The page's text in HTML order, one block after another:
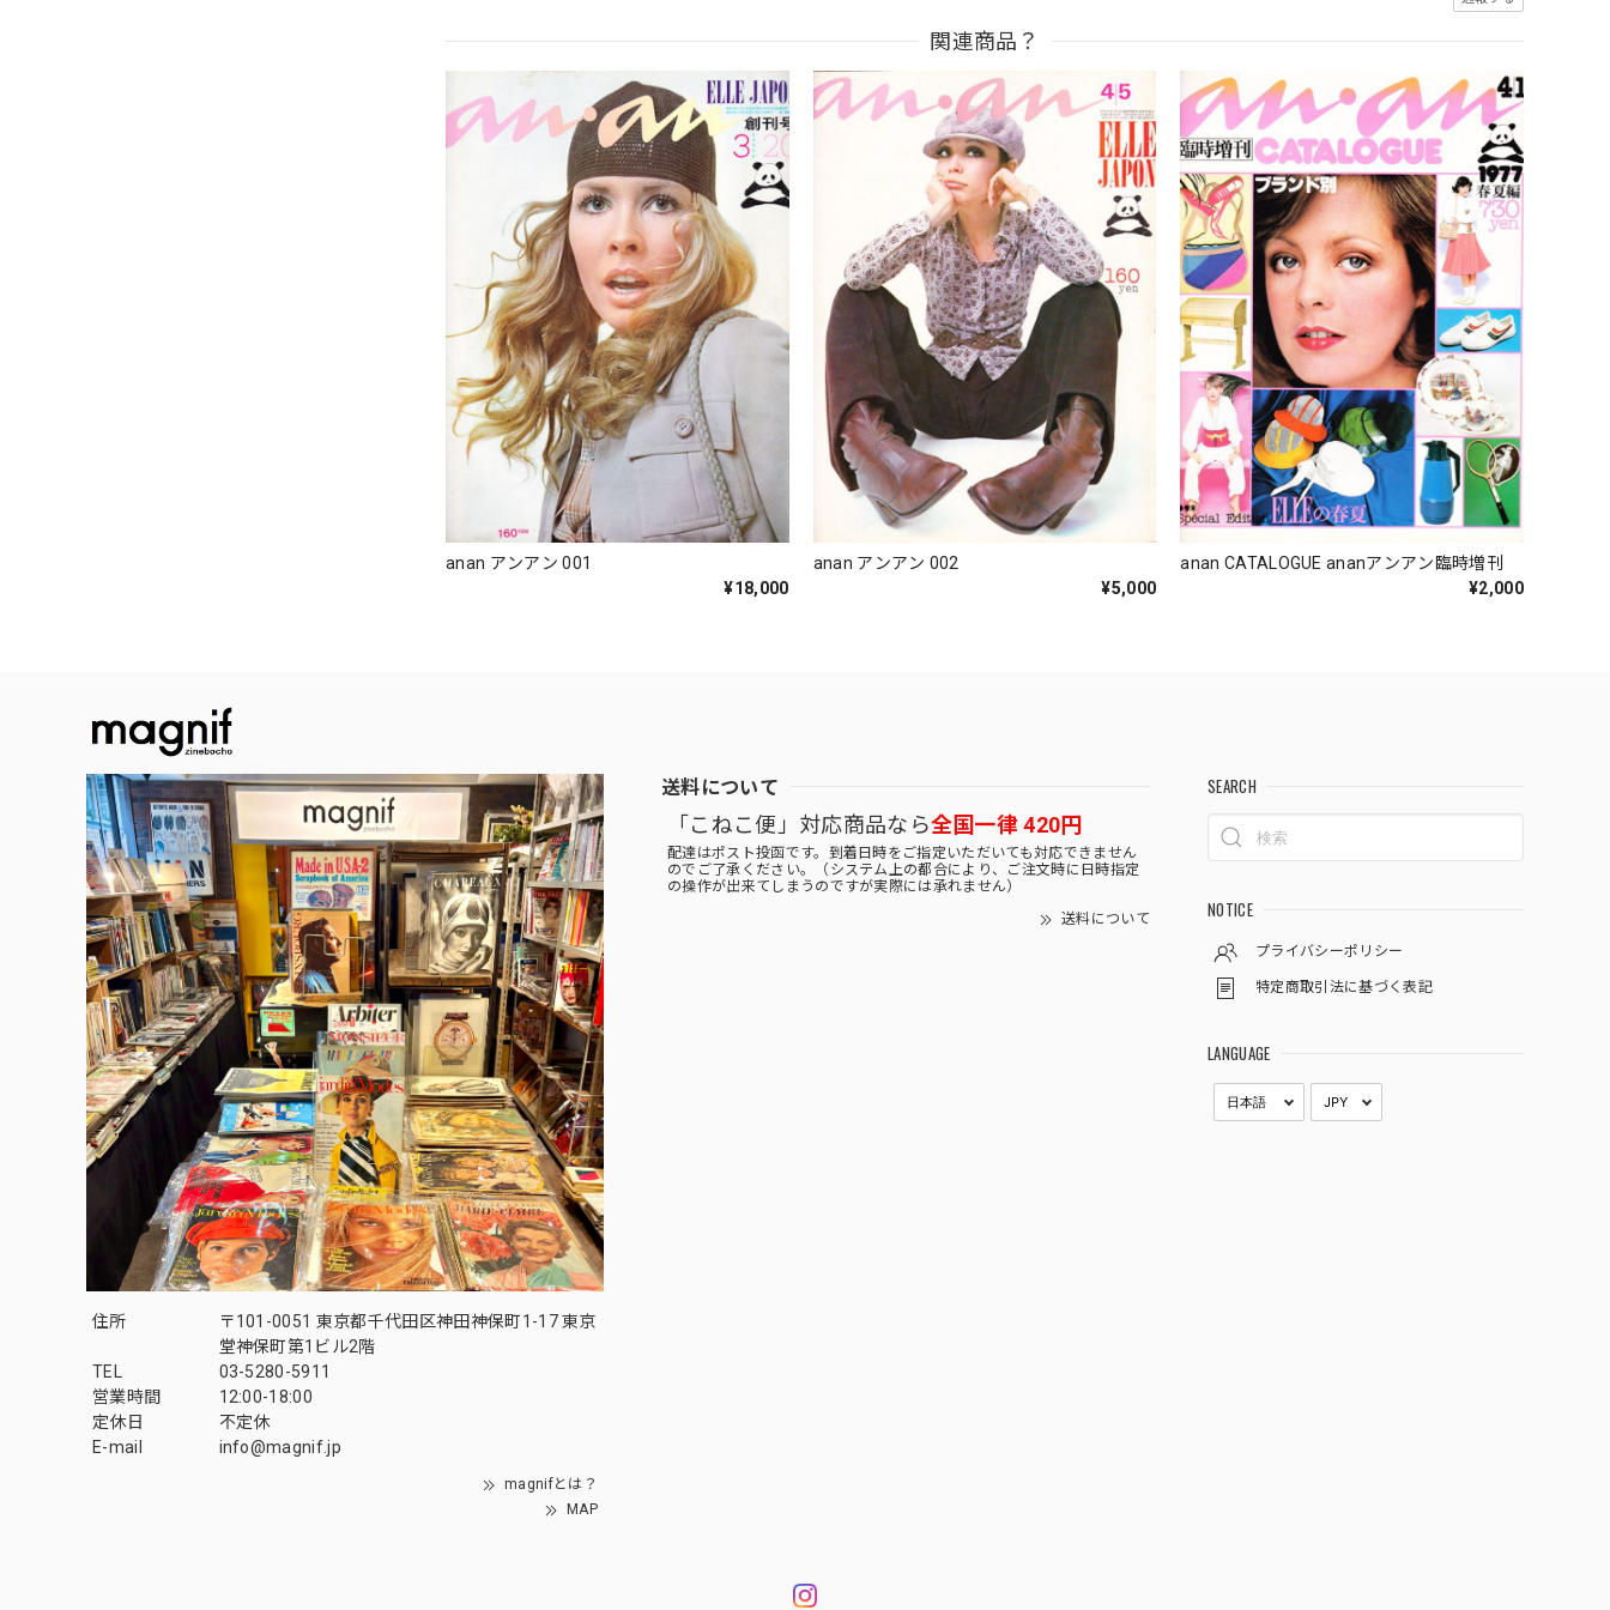
関連商品？
anan アンアン 001
¥18,000
anan アンアン 002
¥5,000
anan CATALOGUE ananアンアン臨時増刊
¥2,000
住所
〒101-0051 東京都千代田区神田神保町1-17 東京
堂神保町第1ビル2階
TEL
03-5280-5911
営業時間
12:00-18:00
定休日
不定休
E-mail
info@magnif.jp
magnifとは？
MAP
送料について
「こねこ便」対応商品なら全国一律 420円
配達はポスト投函です。到着日時をご指定いただいても対応できません
のでご了承ください。（システム上の都合により、ご注文時に日時指定
の操作が出来てしまうのですが実際には承れません）
送料について
SEARCH
NOTICE
プライバシーポリシー
特定商取引法に基づく表記
LANGUAGE